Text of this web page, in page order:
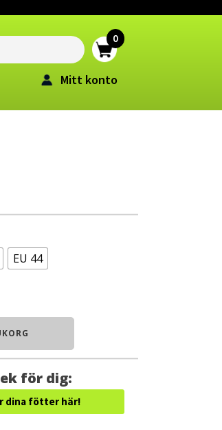
Mitt konto
EU 44
för dig:
dina fötter här!